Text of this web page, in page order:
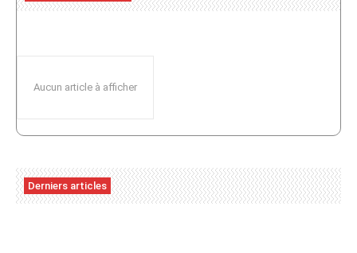
Aucun article à afficher
Derniers articles